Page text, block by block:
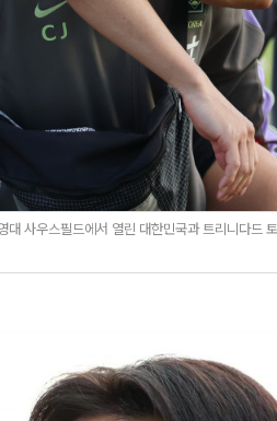
사우스필드에서 열린 대한민국과 트리니다드